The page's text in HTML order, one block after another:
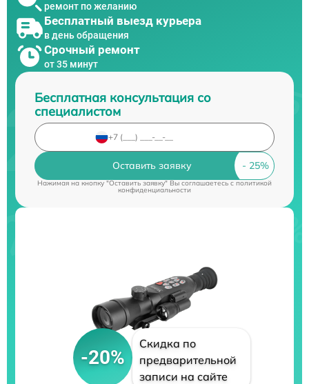
ремонт по желанию
Бесплатный выезд курьера
в день обращения
Срочный ремонт
от 35 минут
Бесплатная консультация со
специалистом
Оставить заявку
Нажимая на кнопку "Оставить заявку" Вы соглашаетесь cполитикой
конфиденциальности
-20%
Скидка по
предварительной
записи на сайте